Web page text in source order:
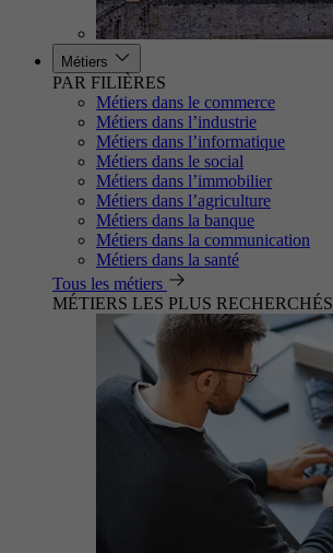
Métiers
PAR FILIÈRES
Métiers dans le commerce
Métiers dans l’industrie
Métiers dans l’informatique
Métiers dans le social
Métiers dans l’immobilier
Métiers dans l’agriculture
Métiers dans la banque
Métiers dans la communication
Métiers dans la santé
Tous les métiers
MÉTIERS LES PLUS RECHERCHÉS